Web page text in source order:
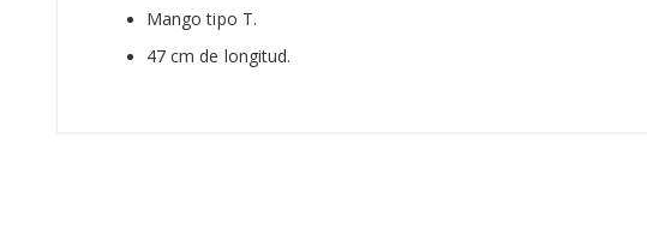
Mango tipo T.
47 cm de longitud.